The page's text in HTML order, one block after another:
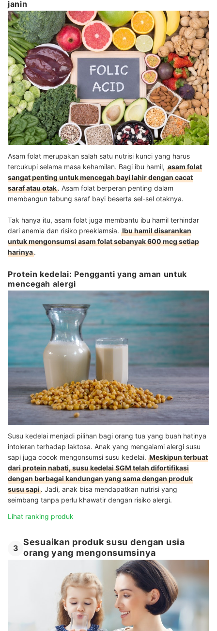
janin
Asam folat merupakan salah satu nutrisi kunci yang harus
tercukupi selama masa kehamilan. Bagi ibu hamil, asam folat
sangat penting untuk mencegah bayi lahir dengan cacat
saraf atau otak. Asam folat berperan penting dalam
membangun tabung saraf bayi beserta sel-sel otaknya.
Tak hanya itu, asam folat juga membantu ibu hamil terhindar
dari anemia dan risiko preeklamsia. Ibu hamil disarankan
untuk mengonsumsi asam folat sebanyak 600 mcg setiap
harinya.
Protein kedelai: Pengganti yang aman untuk
mencegah alergi
Susu kedelai menjadi pilihan bagi orang tua yang buah hatinya
intoleran terhadap laktosa. Anak yang mengalami alergi susu
sapi juga cocok mengonsumsi susu kedelai. Meskipun terbuat
dari protein nabati, susu kedelai SGM telah difortifikasi
dengan berbagai kandungan yang sama dengan produk
susu sapi. Jadi, anak bisa mendapatkan nutrisi yang
seimbang tanpa perlu khawatir dengan risiko alergi.
Lihat ranking produk
3
Sesuaikan produk susu dengan usia
orang yang mengonsumsinya